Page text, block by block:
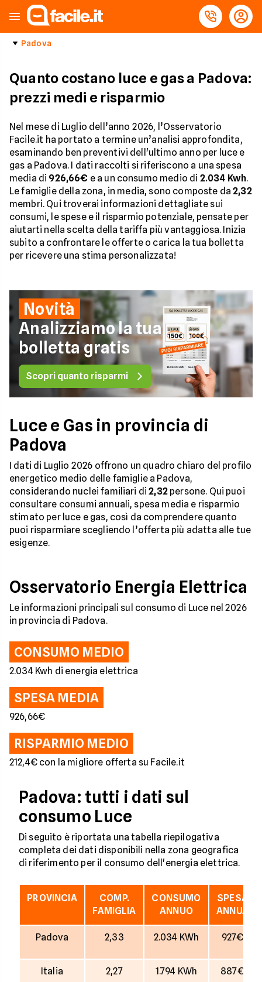
Padova
Quanto costano luce e gas a Padova:
prezzi medi e risparmio
Nel mese di Luglio dell’anno 2026, l’Osservatorio
Facile.it ha portato a termine un’analisi approfondita,
esaminando ben preventivi dell'ultimo anno per luce e
gas a Padova. I dati raccolti si riferiscono a una spesa
media di 926,66€ e a un consumo medio di 2.034 Kwh.
Le famiglie della zona, in media, sono composte da2,32
membri. Qui troverai informazioni dettagliate sui
consumi, le spese e il risparmio potenziale, pensate per
aiutarti nella scelta della tariffa più vantaggiosa. Inizia
subito a confrontare le offerte o carica la tua bolletta
per ricevere una stima personalizzata!
Novità
Analizziamo la tua
bolletta gratis
Scopri quanto risparmi
Luce e Gas in provincia di
Padova
I dati di Luglio 2026 offrono un quadro chiaro del profilo
energetico medio delle famiglie a Padova,
considerando nuclei familiari di2,32persone. Qui puoi
consultare consumi annuali, spesa media e risparmio
stimato per luce e gas, così da comprendere quanto
puoi risparmiare scegliendo l’offerta più adatta alle tue
esigenze.
Osservatorio Energia Elettrica
Le informazioni principali sul consumo di Luce nel 2026
in provincia di Padova.
CONSUMO MEDIO
2.034 Kwh di energia elettrica
SPESA MEDIA
926,66€
RISPARMIO MEDIO
212,4€ con la migliore offerta su Facile.it
Padova: tutti i dati sul
consumo Luce
Di seguito è riportata una tabella riepilogativa
completa dei dati disponibili nella zona geografica
di riferimento per il consumo dell'energia elettrica.
PROVINCIA
COMP.
FAMIGLIA
CONSUMO
ANNUO
SPESA
ANNUA
Padova 2,33 2.034 KWh 927€
Italia 2,27 1.794 KWh 887€